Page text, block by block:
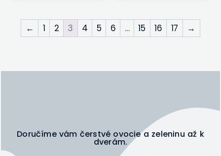
← 1 2 3 4 5 6 … 15 16 17 →
Doručíme vám čerstvé ovocie a zeleninu až k
dverám.